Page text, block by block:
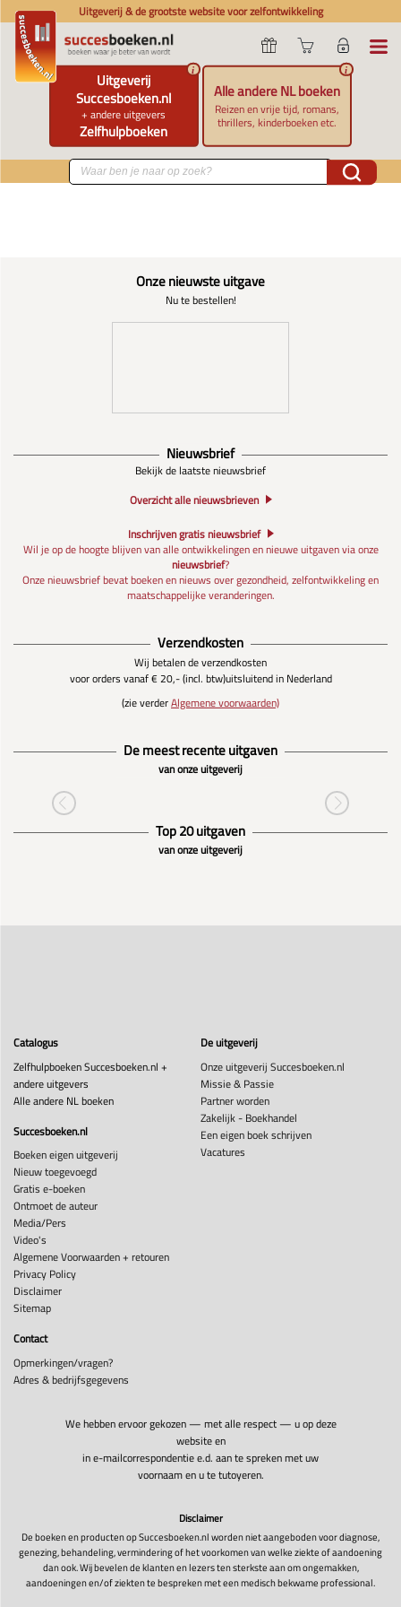
Uitgeverij & de grootste website voor zelfontwikkeling
Uitgeverij
Succesboeken.nl
+ andere uitgevers
Zelfhulpboeken
i
Alle andere NL boeken
Reizen en vrije tijd, romans,
thrillers, kinderboeken etc.
i
Onze nieuwste uitgave
Nu te bestellen!
Nieuwsbrief
Bekijk de laatste nieuwsbrief
Overzicht alle nieuwsbrieven
Inschrijven gratis nieuwsbrief
Wil je op de hoogte blijven van alle ontwikkelingen en nieuwe uitgaven via onze
nieuwsbrief?
Onze nieuwsbrief bevat boeken en nieuws over gezondheid, zelfontwikkeling en
maatschappelijke veranderingen.
Verzendkosten
Wij betalen de verzendkosten
voor orders vanaf € 20,- (incl. btw)uitsluitend in Nederland
(zie verderAlgemene voorwaarden)
De meest recente uitgaven
van onze uitgeverij
Top 20 uitgaven
van onze uitgeverij
Catalogus
Zelfhulpboeken Succesboeken.nl +
andere uitgevers
Alle andere NL boeken
Succesboeken.nl
Boeken eigen uitgeverij
Nieuw toegevoegd
Gratis e-boeken
Ontmoet de auteur
Media/Pers
Video's
Algemene Voorwaarden + retouren
Privacy Policy
Disclaimer
Sitemap
De uitgeverij
Onze uitgeverij Succesboeken.nl
Missie & Passie
Partner worden
Zakelijk - Boekhandel
Een eigen boek schrijven
Vacatures
Contact
Opmerkingen/vragen?
Adres & bedrijfsgegevens
We hebben ervoor gekozen — met alle respect — u op deze
website en
in e-mailcorrespondentie e.d. aan te spreken met uw
voornaam en u te tutoyeren.
Disclaimer
De boeken en producten op Succesboeken.nl worden niet aangeboden voor diagnose,
genezing, behandeling, vermindering of het voorkomen van welke ziekte of aandoening
dan ook. Wij bevelen de klanten en lezers ten sterkste aan om ongemakken,
aandoeningen en/of ziekten te bespreken met een medisch bekwame professional.